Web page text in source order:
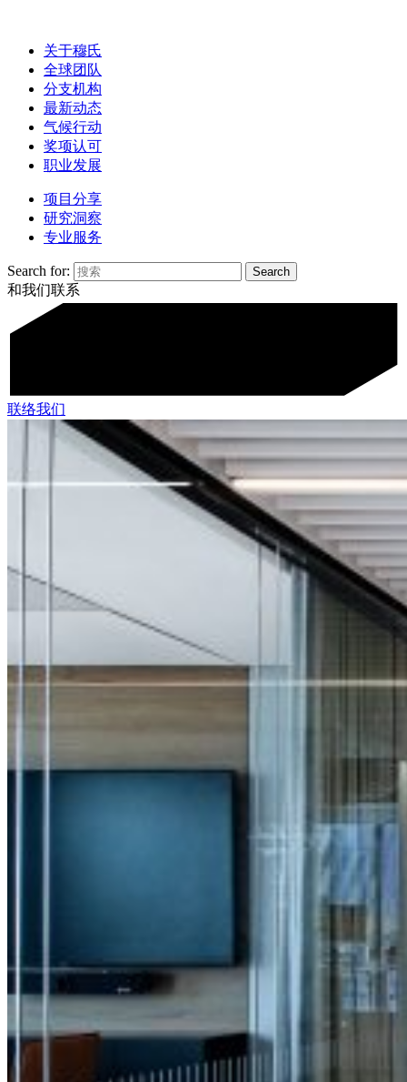
关于穆氏
全球团队
分支机构
最新动态
气候行动
奖项认可
职业发展
项目分享
研究洞察
专业服务
Search for:
和我们联系
联络我们